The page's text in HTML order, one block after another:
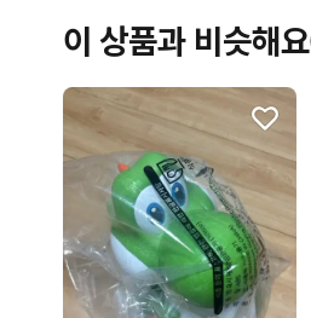
이 상품과 비슷해요